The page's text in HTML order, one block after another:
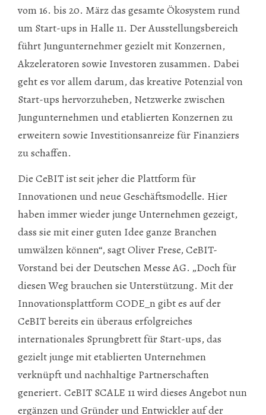
vom 16. bis 20. März das gesamte Ökosystem rund
um Start-ups in Halle 11. Der Ausstellungsbereich
führt Jungunternehmer gezielt mit Konzernen,
Akzeleratoren sowie Investoren zusammen. Dabei
geht es vor allem darum, das kreative Potenzial von
Start-ups hervorzuheben, Netzwerke zwischen
Jungunternehmen und etablierten Konzernen zu
erweitern sowie Investitionsanreize für Finanziers
zu schaffen.
Die CeBIT ist seit jeher die Plattform für
Innovationen und neue Geschäftsmodelle. Hier
haben immer wieder junge Unternehmen gezeigt,
dass sie mit einer guten Idee ganze Branchen
umwälzen können“, sagt Oliver Frese, CeBIT-
Vorstand bei der Deutschen Messe AG. „Doch für
diesen Weg brauchen sie Unterstützung. Mit der
Innovationsplattform CODE_n gibt es auf der
CeBIT bereits ein überaus erfolgreiches
internationales Sprungbrett für Start-ups, das
gezielt junge mit etablierten Unternehmen
verknüpft und nachhaltige Partnerschaften
generiert. CeBIT SCALE 11 wird dieses Angebot nun
ergänzen und Gründer und Entwickler auf der